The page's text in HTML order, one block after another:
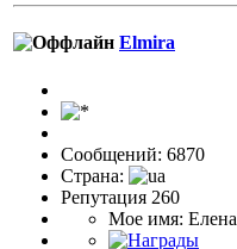
Elmira
Сообщений: 6870
Страна:
Репутация 260
Мое имя: Елена